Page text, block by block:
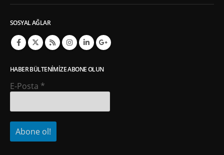
SOSYAL AĞLAR
HABER BÜLTENIMIZE ABONE OLUN
E-Posta *